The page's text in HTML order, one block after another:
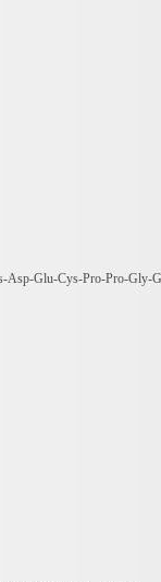
Glu-Cys-Pro-Pro-